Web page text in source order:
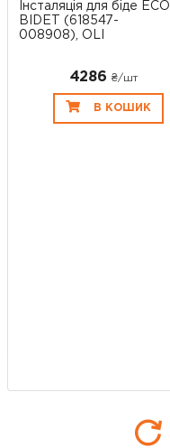
Інсталяція для біде ECO
BIDET (618547-
008908), OLI
4286 ₴/шт
В КОШИК